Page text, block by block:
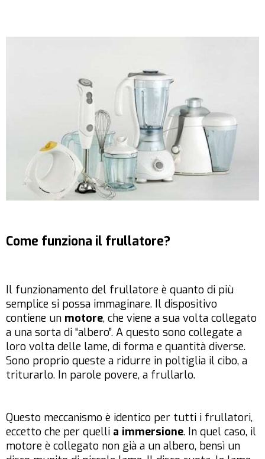
Come funziona il frullatore?
Il funzionamento del frullatore è quanto di più
semplice si possa immaginare. Il dispositivo
contiene un motore, che viene a sua volta collegato
a una sorta di “albero”. A questo sono collegate a
loro volta delle lame, di forma e quantità diverse.
Sono proprio queste a ridurre in poltiglia il cibo, a
triturarlo. In parole povere, a frullarlo.
Questo meccanismo è identico per tutti i frullatori,
eccetto che per quelli a immersione. In quel caso, il
motore è collegato non già a un albero, bensì un